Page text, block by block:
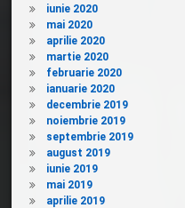
iunie 2020
mai 2020
aprilie 2020
martie 2020
februarie 2020
ianuarie 2020
decembrie 2019
noiembrie 2019
septembrie 2019
august 2019
iunie 2019
mai 2019
aprilie 2019